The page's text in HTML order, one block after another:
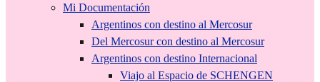
Mi Documentación
Argentinos con destino al Mercosur
Del Mercosur con destino al Mercosur
Argentinos con destino Internacional
Viajo al Espacio de SCHENGEN